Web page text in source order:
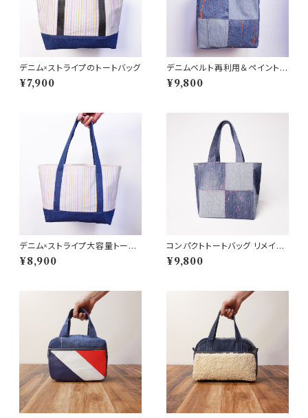
デニム×ストライプのトートバッグ
¥7,900
デニムベルト再利用＆ペイント加
工の一点物ハンドメイドバッグ
¥9,800
デニム×ストライプ大容量トート
バッグ
¥8,900
コンパクトトートバッグ リメイク
デニム ペイント加工
¥9,800